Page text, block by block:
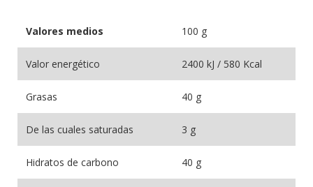
Valores medios 100 g
Valor energético 2400 kJ / 580 Kcal
Grasas 40 g
De las cuales saturadas 3 g
Hidratos de carbono 40 g